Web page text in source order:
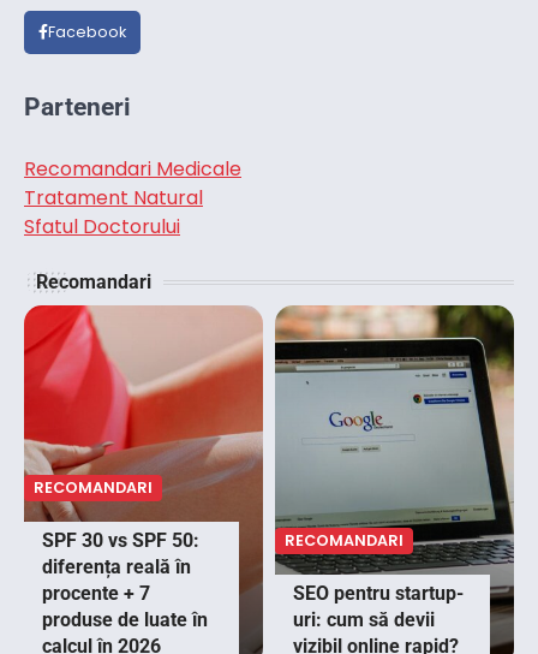
Facebook
Parteneri
Recomandari Medicale
Tratament Natural
Sfatul Doctorului
Recomandari
RECOMANDARI
SPF 30 vs SPF 50:
diferența reală în
procente + 7
produse de luate în
calcul în 2026
RECOMANDARI
SEO pentru startup-
uri: cum să devii
vizibil online rapid?